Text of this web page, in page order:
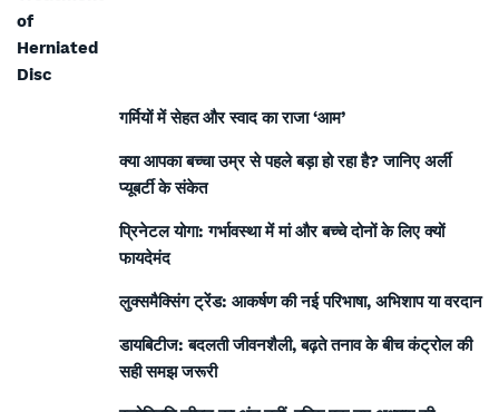
गर्मियों में सेहत और स्वाद का राजा ‘आम’
क्या आपका बच्चा उम्र से पहले बड़ा हो रहा है? जानिए अर्ली
प्यूबर्टी के संकेत
प्रिनेटल योगा: गर्भावस्था में मां और बच्चे दोनों के लिए क्यों
फायदेमंद
लुक्समैक्सिंग ट्रेंड: आकर्षण की नई परिभाषा, अभिशाप या वरदान
डायबिटीज: बदलती जीवनशैली, बढ़ते तनाव के बीच कंट्रोल की
सही समझ जरूरी